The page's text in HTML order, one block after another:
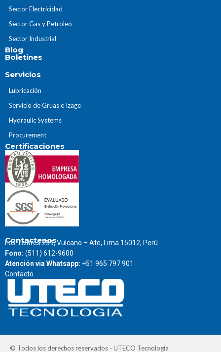
Sector Electricidad
Sector Gas y Petroleo
Sector Industrial
Blog
Boletines
Servicios
Lubricación
Servicio de Gruas e Izage
Hydraulic Systems
Procurement
Certificaciones
Contactenos
Los Telares 239, Vulcano – Ate, Lima 15012, Perú.
Fono: (511) 612-9600
Atención via Whatsapp: +51 965 797 901
Contacto
© Todos los derechos reservados - UTECO Tecnología